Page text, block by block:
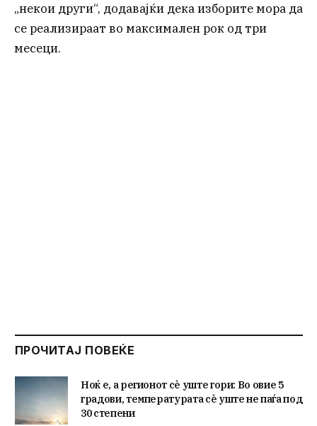
„некои други“, додавајќи дека изборите мора да
се реализираат во максимален рок од три
месеци.
ПРОЧИТАЈ ПОВЕЌЕ
Ноќ е, а регионот сè уште гори: Во овие 5
градови, температурата сè уште не паѓа под
30 степени